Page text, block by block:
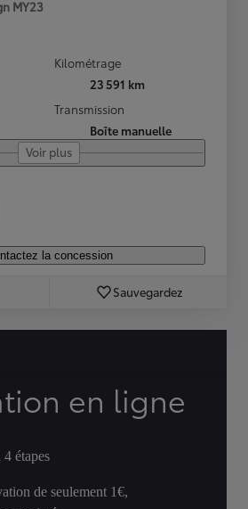
MY23
Kilométrage
23 591 km
Transmission
Boîte manuelle
Voir plus
la concession
Sauvegardez
en ligne
étapes
de seulement 1€,